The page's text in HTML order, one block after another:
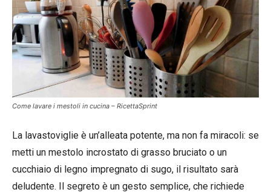
Come lavare i mestoli in cucina – RicettaSprint
La lavastoviglie è un’alleata potente, ma non fa miracoli: se
metti un mestolo incrostato di grasso bruciato o un
cucchiaio di legno impregnato di sugo, il risultato sarà
deludente. Il segreto è un gesto semplice, che richiede